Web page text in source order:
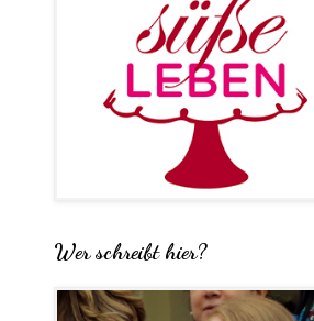
Wer schreibt hier?